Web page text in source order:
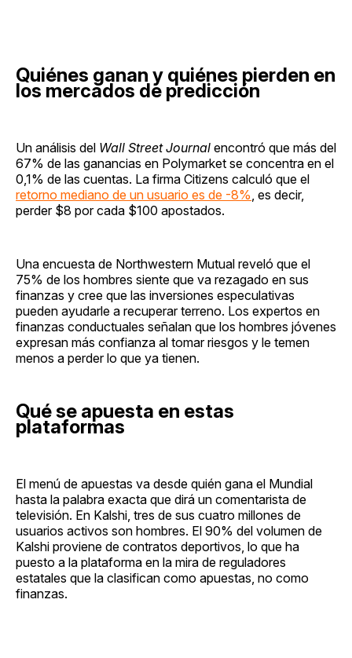
Quiénes ganan y quiénes pierden en
los mercados de predicción
Un análisis del Wall Street Journal encontró que más del
67% de las ganancias en Polymarket se concentra en el
0,1% de las cuentas. La firma Citizens calculó que el
retorno mediano de un usuario es de -8% , es decir,
perder $8 por cada $100 apostados.
Una encuesta de Northwestern Mutual reveló que el
75% de los hombres siente que va rezagado en sus
finanzas y cree que las inversiones especulativas
pueden ayudarle a recuperar terreno. Los expertos en
finanzas conductuales señalan que los hombres jóvenes
expresan más confianza al tomar riesgos y le temen
menos a perder lo que ya tienen.
Qué se apuesta en estas
plataformas
El menú de apuestas va desde quién gana el Mundial
hasta la palabra exacta que dirá un comentarista de
televisión. En Kalshi, tres de sus cuatro millones de
usuarios activos son hombres. El 90% del volumen de
Kalshi proviene de contratos deportivos, lo que ha
puesto a la plataforma en la mira de reguladores
estatales que la clasifican como apuestas, no como
finanzas.